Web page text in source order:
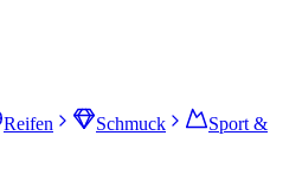
Reifen Schmuck
Sport &